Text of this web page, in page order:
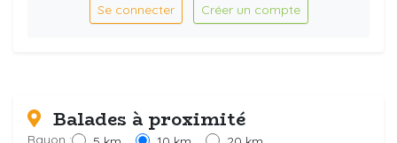
Se connecter Créer un compte
Balades à proximité